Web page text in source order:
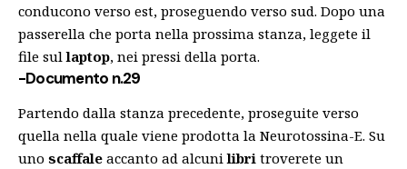
conducono verso est, proseguendo verso sud. Dopo una
passerella che porta nella prossima stanza, leggete il
file sullaptop, nei pressi della porta.
-Documento n.29
Partendo dalla stanza precedente, proseguite verso
quella nella quale viene prodotta la Neurotossina-E. Su
uno scaffale accanto ad alcunilibri troverete un